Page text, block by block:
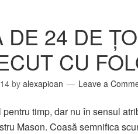
DE 24 DE
CU
by alexapioan Leave a
pentru timp, dar nu în sensul
Mason. Coasă semnifica